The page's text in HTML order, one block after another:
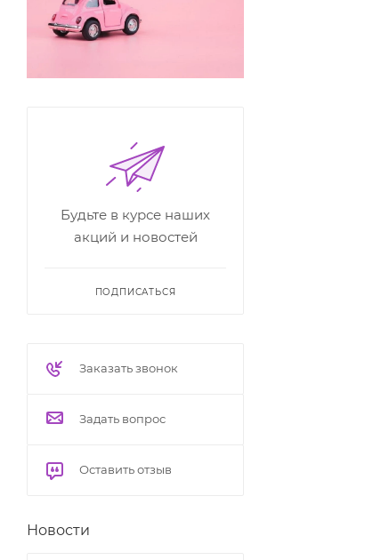
Будьте в курсе наших
акций и новостей
ПОДПИСАТЬСЯ
Заказать звонок
Задать вопрос
Оставить отзыв
Новости